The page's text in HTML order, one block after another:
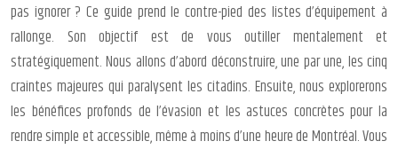
pas ignorer ? Ce guide prend le contre-pied des listes d’équipement à
rallonge. Son objectif est de vous outiller mentalement et
stratégiquement. Nous allons d’abord déconstruire, une par une, les cinq
craintes majeures qui paralysent les citadins. Ensuite, nous explorerons
les bénéfices profonds de l’évasion et les astuces concrètes pour la
rendre simple et accessible, même à moins d’une heure de Montréal. Vous